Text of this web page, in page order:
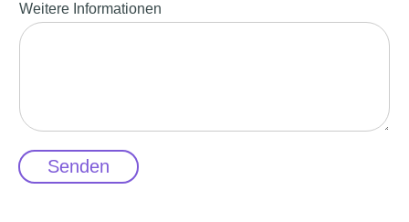
Weitere Informationen
Senden